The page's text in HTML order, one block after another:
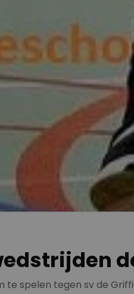
spelen tegen sv de